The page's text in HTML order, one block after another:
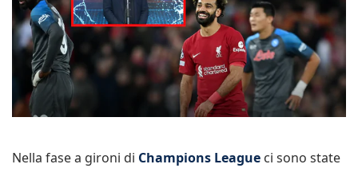
Nella fase a gironi di Champions League ci sono state